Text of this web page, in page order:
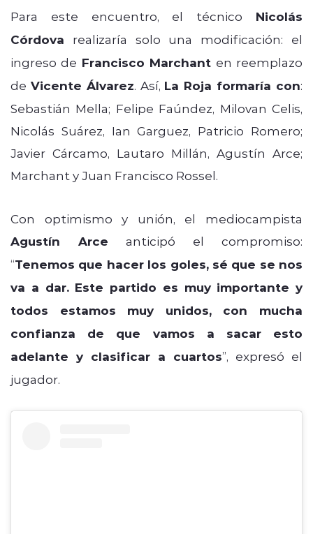
Para este encuentro, el técnico Nicolás
Córdova realizaría solo una modificación: el
ingreso de Francisco Marchant en reemplazo
de Vicente Álvarez. Así, La Roja formaría con:
Sebastián Mella; Felipe Faúndez, Milovan Celis,
Nicolás Suárez, Ian Garguez, Patricio Romero;
Javier Cárcamo, Lautaro Millán, Agustín Arce;
Marchant y Juan Francisco Rossel.
Con optimismo y unión, el mediocampista
Agustín Arce anticipó el compromiso:
“Tenemos que hacer los goles, sé que se nos
va a dar. Este partido es muy importante y
todos estamos muy unidos, con mucha
confianza de que vamos a sacar esto
adelante y clasificar a cuartos”, expresó el
jugador.